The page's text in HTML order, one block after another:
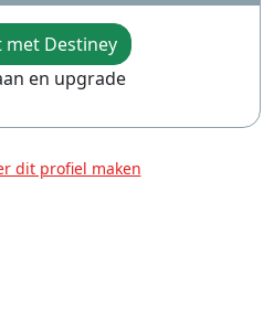
met Destiney
en upgrade
dit profiel maken